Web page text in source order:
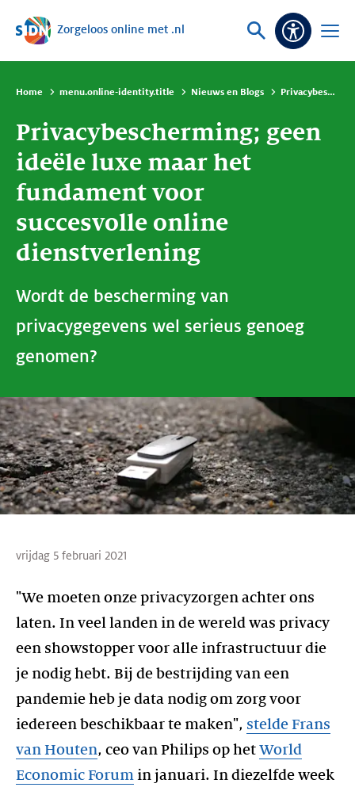
Sla navigatie over
Zorgeloos online met .nl
Vraag
Open
Home menu.online-identity.title Nieuws en Blogs Privacybescherming; geen ideële luxe maar het fundament voor succesvolle online dienstverlening
Privacybescherming; geen
ideële luxe maar het
fundament voor
succesvolle online
dienstverlening
Wordt de bescherming van
privacygegevens wel serieus genoeg
genomen?
vrijdag 5 februari 2021
"We moeten onze privacyzorgen achter ons
laten. In veel landen in de wereld was privacy
een showstopper voor alle infrastructuur die
je nodig hebt. Bij de bestrijding van een
pandemie heb je data nodig om zorg voor
iedereen beschikbaar te maken", stelde Frans
van Houten, ceo van Philips op het World
Economic Forum in januari. In diezelfde week